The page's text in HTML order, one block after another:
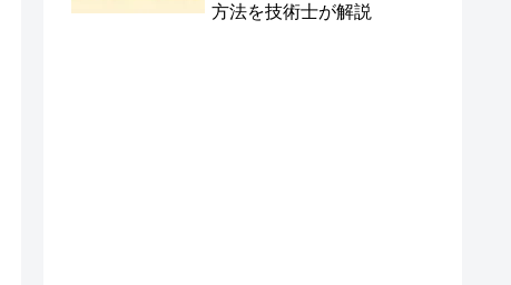
方法を技術士が解説